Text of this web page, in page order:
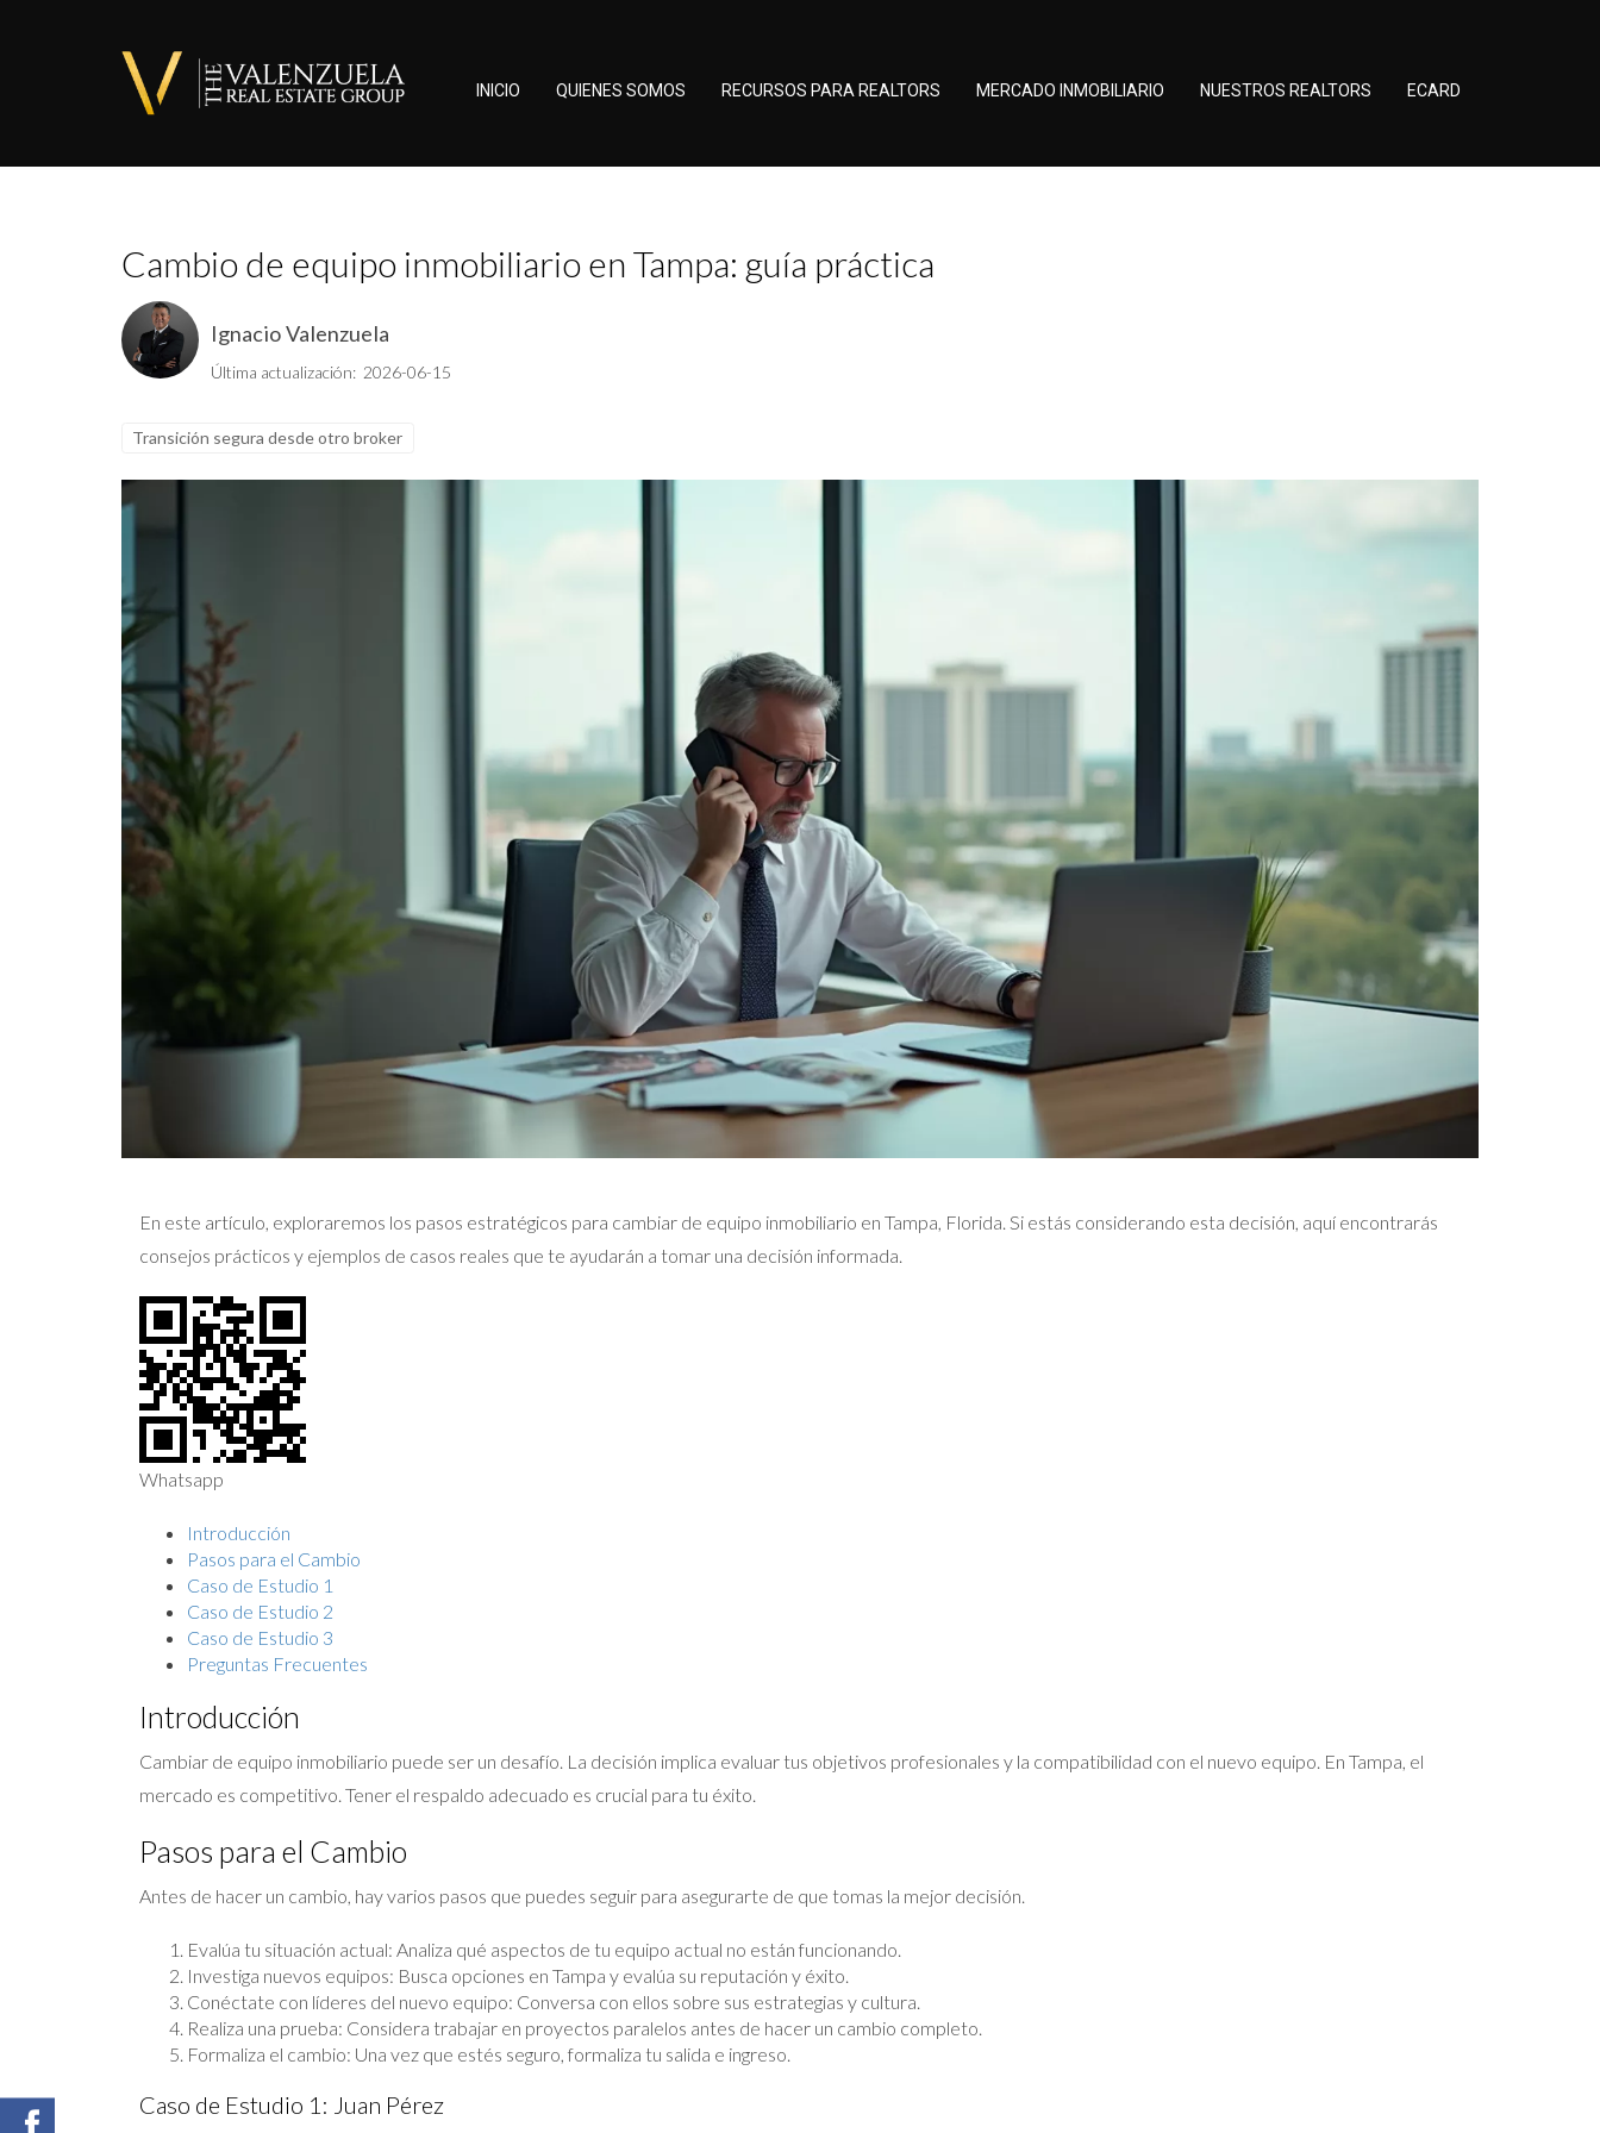
INICIO QUIENES SOMOS RECURSOS PARA REALTORS MERCADO INMOBILIARIO NUESTROS REALTORS ECARD
Cambio de equipo inmobiliario en Tampa: guía práctica
Ignacio Valenzuela
Última actualización: 2026-06-15
Transición segura desde otro broker
En este artículo, exploraremos los pasos estratégicos para cambiar de equipo inmobiliario en Tampa, Florida. Si estás considerando esta decisión, aquí encontrarás
consejos prácticos y ejemplos de casos reales que te ayudarán a tomar una decisión informada.
Whatsapp
Introducción
Pasos para el Cambio
Caso de Estudio 1
Caso de Estudio 2
Caso de Estudio 3
Preguntas Frecuentes
Introducción
Cambiar de equipo inmobiliario puede ser un desafío. La decisión implica evaluar tus objetivos profesionales y la compatibilidad con el nuevo equipo. En Tampa, el
mercado es competitivo. Tener el respaldo adecuado es crucial para tu éxito.
Pasos para el Cambio
Antes de hacer un cambio, hay varios pasos que puedes seguir para asegurarte de que tomas la mejor decisión.
Evalúa tu situación actual: Analiza qué aspectos de tu equipo actual no están funcionando.
Investiga nuevos equipos: Busca opciones en Tampa y evalúa su reputación y éxito.
Conéctate con líderes del nuevo equipo: Conversa con ellos sobre sus estrategias y cultura.
Realiza una prueba: Considera trabajar en proyectos paralelos antes de hacer un cambio completo.
Formaliza el cambio: Una vez que estés seguro, formaliza tu salida e ingreso.
Caso de Estudio 1: Juan Pérez